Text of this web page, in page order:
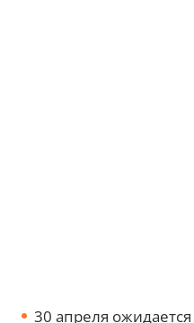
30 апреля ожидается